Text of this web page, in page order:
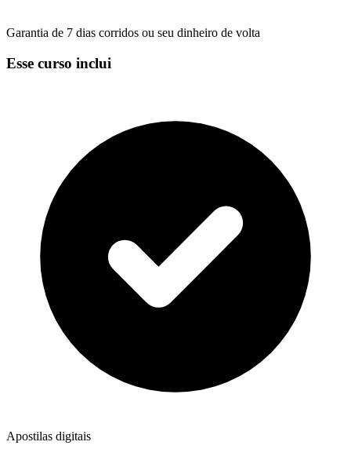
Garantia de 7 dias corridos ou seu dinheiro de volta
Esse curso inclui
Apostilas digitais